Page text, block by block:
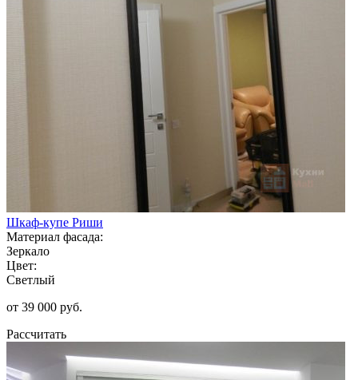
Шкаф-купе Риши
Материал фасада:
Зеркало
Цвет:
Светлый
от 39 000 руб.
Рассчитать